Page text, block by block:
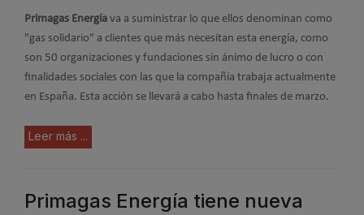
Primagas Energía va a suministrar lo que ellos denominan como
"gas solidario" a clientes que más necesitan esta energía, como
son 50 organizaciones y fundaciones sin ánimo de lucro o con
finalidades sociales con las que la compañía trabaja actualmente
en España. Esta acción se llevará a cabo hasta finales de marzo.
Leer más ...
Primagas Energía tiene nueva